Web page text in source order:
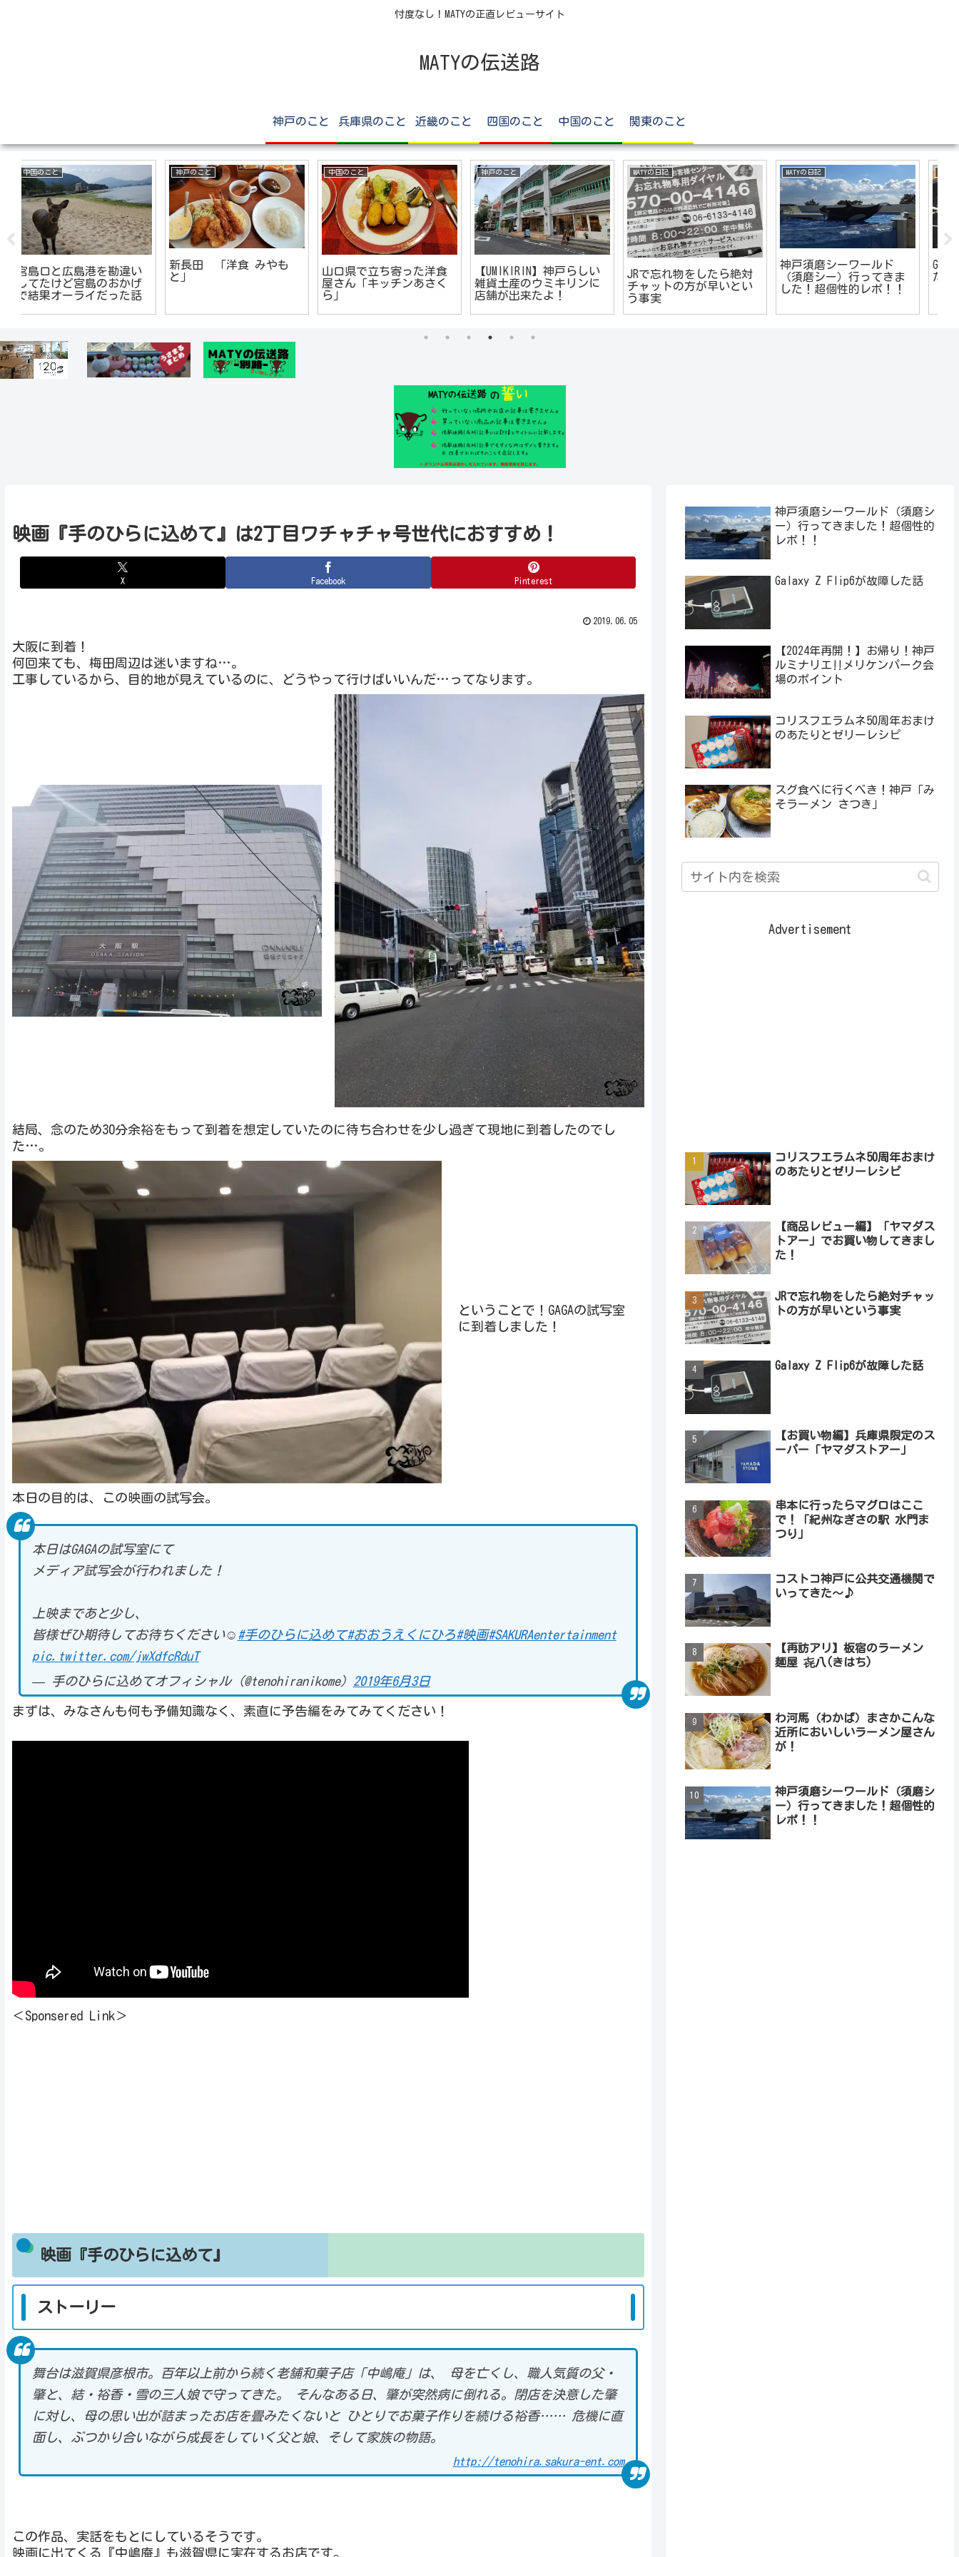
忖度なし！MATYの正直レビューサイト
MATYの伝送路
神戸のこと 兵庫県のこと 近畿のこと 四国のこと 中国のこと 関東のこと
神戸のこと
【UMIKIRIN】神戸らしい
雑貨土産のウミキリンに
店舗が出来たよ！
MATYの日記
JRで忘れ物をしたら絶対
MATYの日記
神戸須磨シーワールド
（須磨シー）行ってきま
した！超個性的レポ！！
MATYの日記
Galaxy Z Flip6が故障し
た話
神戸のこと
機関でいってきた～♪
MATYの日記
深爪、爪を噛む癖がある
ずぼらアラフォー女子が
選ぶNO.1ネイルシールは
映画『手のひらに込めて』は2丁目ワチャチャ号世代におすすめ！
X Facebook Pinterest
2019.06.05
大阪に到着！
何回来ても、梅田周辺は迷いますね…。
工事しているから、目的地が見えているのに、どうやって行けばいいんだ…ってなります。
結局、念のため30分余裕をもって到着を想定していたのに待ち合わせを少し過ぎて現地に到着したのでし
た…。
ということで！GAGAの試写室
に到着しました！
本日の目的は、この映画の試写会。
本日はGAGAの試写室にて
メディア試写会が行われました！
上映まであと少し、
皆様ぜひ期待してお待ちください☺︎ #手のひらに込めて#おおうえくにひろ#映画#SAKURAentertainment
pic.twitter.com/jwXdfcRduT
— 手のひらに込めてオフィシャル (@tenohiranikome)
2019年6月3日
まずは、みなさんも何も予備知識なく、素直に予告編をみてみてください！
＜Sponsered Link＞
映画『手のひらに込めて』
ストーリー
舞台は滋賀県彦根市。百年以上前から続く老舗和菓子店「中嶋庵」は、 母を亡くし、職人気質の父・
肇と、結・裕香・雪の三人娘で守ってきた。 そんなある日、肇が突然病に倒れる。閉店を決意した肇
に対し、母の思い出が詰まったお店を畳みたくないと ひとりでお菓子作りを続ける裕香…… 危機に直
面し、ぶつかり合いながら成長をしていく父と娘、そして家族の物語。
http://tenohira.sakura-ent.com
この作品、実話をもとにしているそうです。
映画に出てくる『中嶋庵』も滋賀県に実在するお店です。
神戸須磨シーワールド（須磨シ
ー）行ってきました！超個性的
レポ！！
Galaxy Z Flip6が故障した話
【2024年再開！】お帰り！神戸
ルミナリエ‼メリケンパーク会
場のポイント
コリスフエラムネ50周年おまけ
のあたりとゼリーレシピ
スグ食べに行くべき！神戸「み
そラーメン さつき」
Advertisement
コリスフエラムネ50周年おまけ
のあたりとゼリーレシピ
【商品レビュー編】「ヤマダス
トアー」でお買い物してきまし
た！
JRで忘れ物をしたら絶対チャッ
トの方が早いという事実
Galaxy Z Flip6が故障した話
【お買い物編】兵庫県限定のス
ーパー「ヤマダストアー」
串本に行ったらマグロはここ
で！「紀州なぎさの駅 水門ま
つり」
コストコ神戸に公共交通機関で
いってきた～♪
【再訪アリ】板宿のラーメン
麺屋 㐂八(きはち)
わ河馬（わかば）まさかこんな
近所においしいラーメン屋さん
が！
神戸須磨シーワールド（須磨シ
ー）行ってきました！超個性的
レポ！！